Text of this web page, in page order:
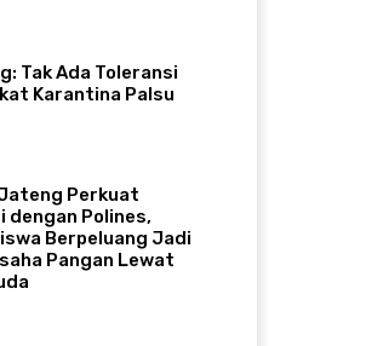
Tak Ada Toleransi
Karantina Palsu
Perkuat
dengan Polines,
Berpeluang Jadi
Pangan Lewat